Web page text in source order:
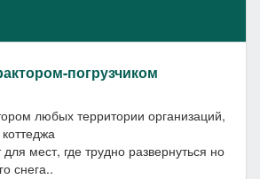
погрузчиком
любых территории организаций,
мест, где трудно развернуться но
снега..